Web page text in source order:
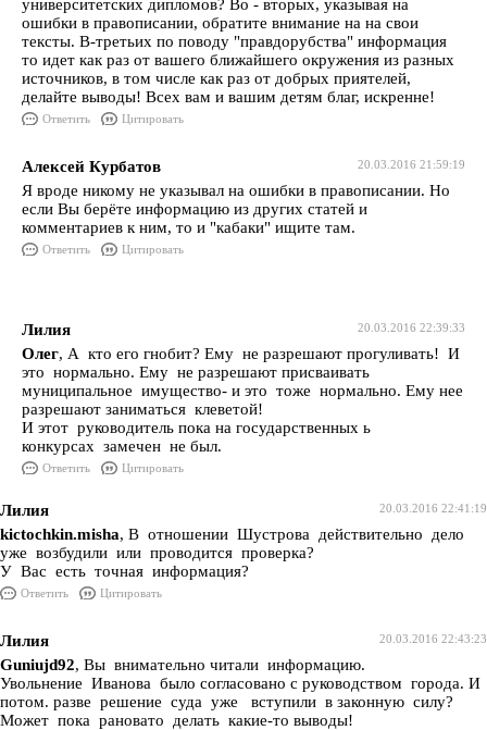
университетских дипломов? Во - вторых, указывая на
ошибки в правописании, обратите внимание на на свои
тексты. В-третьих по поводу "правдорубства" информация
то идет как раз от вашего ближайшего окружения из разных
источников, в том числе как раз от добрых приятелей,
делайте выводы! Всех вам и вашим детям благ, искренне!
Ответить Цитировать
20.03.2016 21:59:19
Алексей Курбатов
Я вроде никому не указывал на ошибки в правописании. Но
если Вы берёте информацию из других статей и
комментариев к ним, то и "кабаки" ищите там.
Ответить Цитировать
20.03.2016 22:39:33
Лилия
Олег, А кто его гнобит? Ему не разрешают прогуливать! И
это нормально. Ему не разрешают присваивать
муниципальное имущество- и это тоже нормально. Ему нее
разрешают заниматься клеветой!
И этот руководитель пока на государственных ь
конкурсах замечен не был.
Ответить Цитировать
20.03.2016 22:41:19
Лилия
kictochkin.misha, В отношении Шустрова действительно дело
уже возбудили или проводится проверка?
У Вас есть точная информация?
Ответить Цитировать
20.03.2016 22:43:23
Лилия
Guniujd92, Вы внимательно читали информацию.
Увольнение Иванова было согласовано с руководством города. И
потом. разве решение суда уже вступили в законную силу?
Может пока рановато делать какие-то выводы!